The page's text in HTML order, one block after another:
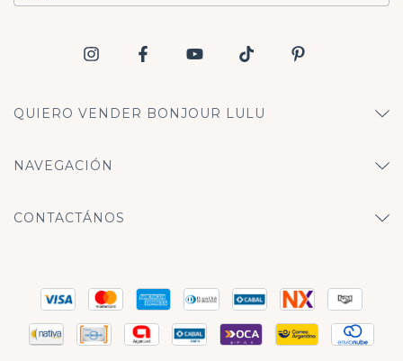
QUIERO VENDER BONJOUR LULU
NAVEGACIÓN
CONTACTÁNOS